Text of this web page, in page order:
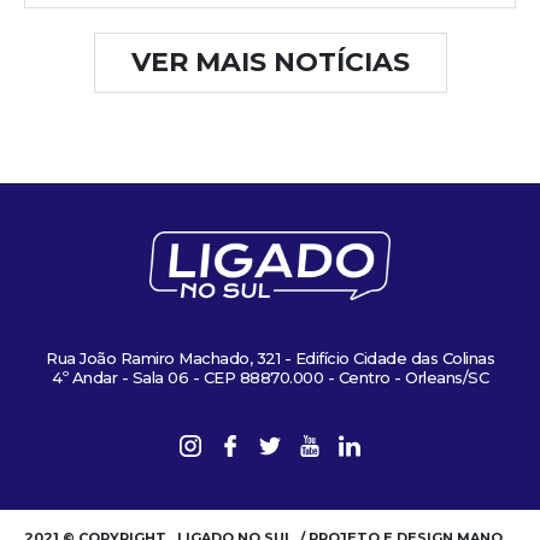
VER MAIS NOTÍCIAS
Rua João Ramiro Machado, 321 - Edifício Cidade das Colinas
4º Andar - Sala 06 - CEP 88870.000 - Centro - Orleans/SC